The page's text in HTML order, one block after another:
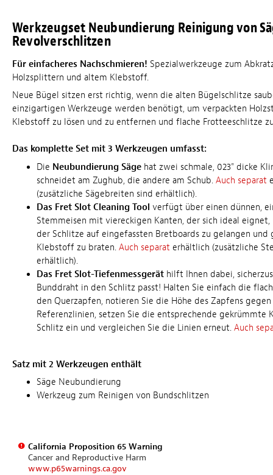
Werkzeugset Neubundierung Reinigung von
Revolverschlitzen
Für einfacheres Nachschmieren! Spezialwerkzeuge zum
Holzsplittern und altem Klebstoff.
Neue Bügel sitzen erst richtig, wenn die alten Bügelschlitze
einzigartigen Werkzeuge werden benötigt, um verpackten
Klebstoff zu lösen und zu entfernen und flache Frotteeschlitze
Das komplette Set mit 3 Werkzeugen umfasst:
Die Neubundierung Säge hat zwei schmale, 023" dicke
schneidet am Zughub, die andere am Schub. Auch separat
(zusätzliche Sägebreiten sind erhältlich).
Das Fret Slot Cleaning Tool verfügt über einen dünnen,
Stemmeisen mit viereckigen Kanten, der sich ideal eignet,
der Schlitze auf eingefassten Bretboards zu gelangen und
Klebstoff zu braten. Auch separat erhältlich (zusätzliche
erhältlich).
Das Fret Slot-Tiefenmessgerät hilft Ihnen dabei,
Bunddraht in den Schlitz passt! Halten Sie einfach die
den Querzapfen, notieren Sie die Höhe des Zapfens
Referenzlinien, setzen Sie die entsprechende gekrümmte
Schlitz ein und vergleichen Sie die Linien erneut. Auch
Satz mit 2 Werkzeugen enthält
Säge Neubundierung
Werkzeug zum Reinigen von Bundschlitzen
California Proposition 65 Warning
Cancer and Reproductive Harm
www.p65warnings.ca.gov